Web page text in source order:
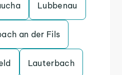
Lubbenau
an der Fils
Lauterbach